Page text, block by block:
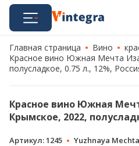
Главная страница Вино
Красное вино Южная Мечта
полусладкое, 0.75 л., 12%,
Красное вино Южная
Крымское, 2022,
Артикул: 1245 Yuzhnaya